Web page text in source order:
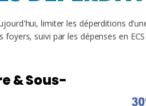
limiter les déperditions
suivi par les dépenses en
& Sous-